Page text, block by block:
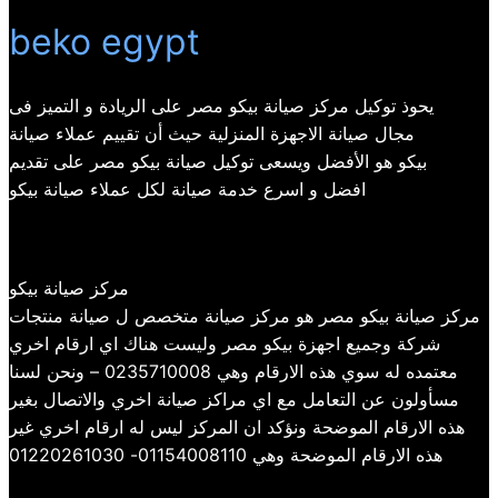
beko egypt
يحوذ توكيل مركز صيانة بيكو مصر على الريادة و التميز فى
مجال صيانة الاجهزة المنزلية حيث أن تقييم عملاء صيانة
بيكو هو الأفضل ويسعى توكيل صيانة بيكو مصر على تقديم
افضل و اسرع خدمة صيانة لكل عملاء صيانة بيكو
مركز صيانة بيكو
مركز صيانة بيكو مصر هو مركز صيانة متخصص ل صيانة منتجات
شركة وجميع اجهزة بيكو مصر وليست هناك اي ارقام اخري
معتمده له سوي هذه الارقام وهي 0235710008 – ونحن لسنا
مسأولون عن التعامل مع اي مراكز صيانة اخري والاتصال بغير
هذه الارقام الموضحة ونؤكد ان المركز ليس له ارقام اخري غير
هذه الارقام الموضحة وهي 01154008110- 01220261030